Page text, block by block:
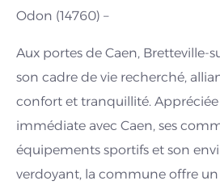
Odon (14760) –
Aux portes de Caen, Bretteville-
son cadre de vie recherché,
confort et tranquillité.
immédiate avec Caen, ses
équipements sportifs et son
verdoyant, la commune offre